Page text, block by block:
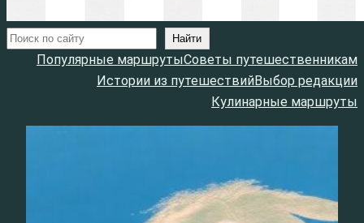
Поиск Найти
Популярные маршрутыСоветы путешественникам
Истории из путешествийВыбор редакции
Кулинарные маршруты